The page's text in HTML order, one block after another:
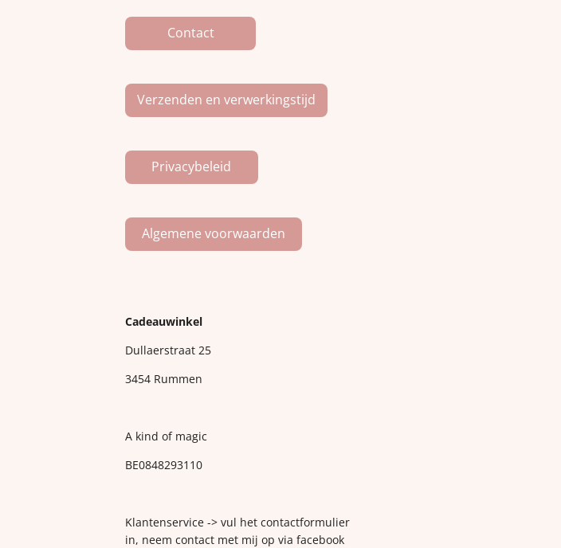
Contact
Verzenden en verwerkingstijd
Privacybeleid
Algemene voorwaarden
Cadeauwinkel
Dullaerstraat 25
3454 Rummen
A kind of magic
BE0848293110
Klantenservice -> vul het contactformulier
in, neem contact met mij op via facebook